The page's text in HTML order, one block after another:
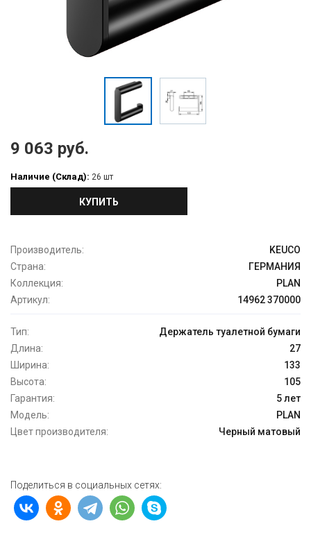
9 063 руб.
Наличие (Склад): 26 шт
КУПИТЬ
Производитель:
KEUCO
Страна:
ГЕРМАНИЯ
Коллекция:
PLAN
Артикул:
14962 370000
Тип:
Держатель туалетной бумаги
Длина:
27
Ширина:
133
Высота:
105
Гарантия:
5 лет
Модель:
PLAN
Цвет производителя:
Черный матовый
Поделиться в социальных сетях: